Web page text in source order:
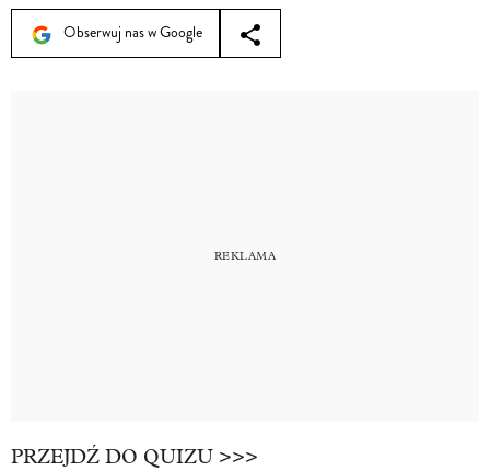
Obserwuj nas w Google
PRZEJDŹ DO QUIZU >>>